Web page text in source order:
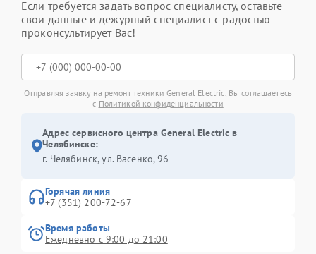
Если требуется задать вопрос специалисту, оставьте
свои данные и дежурный специалист с радостью
проконсультирует Вас!
Отправляя заявку на ремонт техники General Electric, Вы соглашаетесь
с Политикой конфиденциальности
Адрес сервисного центра General Electric в
Челябинске:
г. Челябинск, ул. Васенко, 96
Горячая линия
+7 (351) 200-72-67
Время работы
Ежедневно с 9:00 до 21:00